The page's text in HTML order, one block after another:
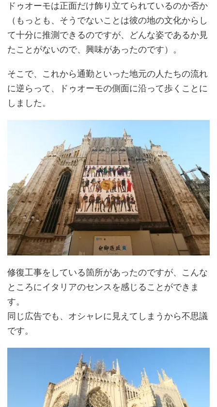
ドゥオーモは正面だけ飾り立てられているのか否か
（もっとも、そうでないことは彼の地の文化からし
て十分に推測できるのですが、どんな姿であるか見
たことがないので、興味があったのです）。
そこで、これから通勤といった地元の人たちの流れ
に逆らって、ドゥオーモの側面に沿って歩くことに
しました。
修復工事をしている箇所があったのですが、こんな
ところにイタリアのセンスを感じることができま
す。
同じ広告でも、オシャレに見えてしまうから不思議
です。